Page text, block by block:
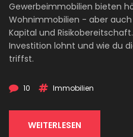
Gewerbeimmobilien bieten
Wohnimmobilien - aber
Kapital und
Investition lohnt und wie du
triffst.
10 Immobilien
WEITERLESEN